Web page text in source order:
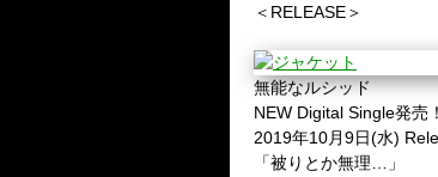
＜RELEASE＞
無能なルシッド
NEW Digital Single発売！
2019年10月9日(水)
「被りとか無理…」